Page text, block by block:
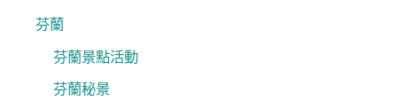
芬蘭
芬蘭景點活動
芬蘭秘景